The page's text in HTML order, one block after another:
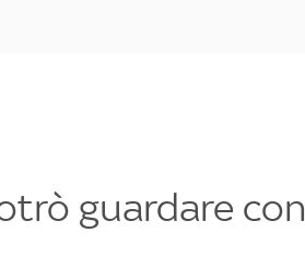
guardare